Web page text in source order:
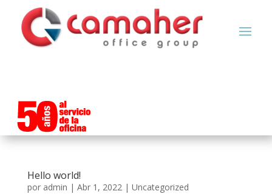
Hello world!
por admin | Abr 1, 2022| Uncategorized